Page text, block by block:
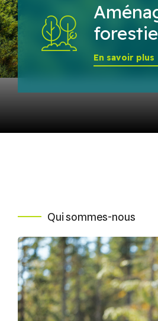
En savoir plus
Qui sommes-nous